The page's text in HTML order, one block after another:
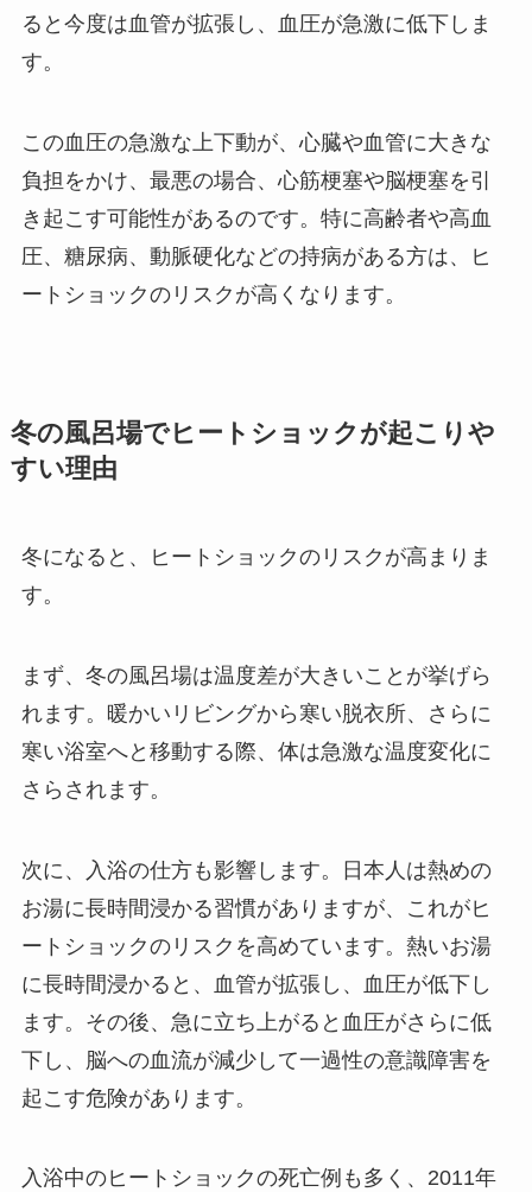
ると今度は血管が拡張し、血圧が急激に低下しま
す。
この血圧の急激な上下動が、心臓や血管に大きな
負担をかけ、最悪の場合、心筋梗塞や脳梗塞を引
き起こす可能性があるのです。特に高齢者や高血
圧、糖尿病、動脈硬化などの持病がある方は、ヒ
ートショックのリスクが高くなります。
冬の風呂場でヒートショックが起こりや
すい理由
冬になると、ヒートショックのリスクが高まりま
す。
まず、冬の風呂場は温度差が大きいことが挙げら
れます。暖かいリビングから寒い脱衣所、さらに
寒い浴室へと移動する際、体は急激な温度変化に
さらされます。
次に、入浴の仕方も影響します。日本人は熱めの
お湯に長時間浸かる習慣がありますが、これがヒ
ートショックのリスクを高めています。熱いお湯
に長時間浸かると、血管が拡張し、血圧が低下し
ます。その後、急に立ち上がると血圧がさらに低
下し、脳への血流が減少して一過性の意識障害を
起こす危険があります。
入浴中のヒートショックの死亡例も多く、2011年